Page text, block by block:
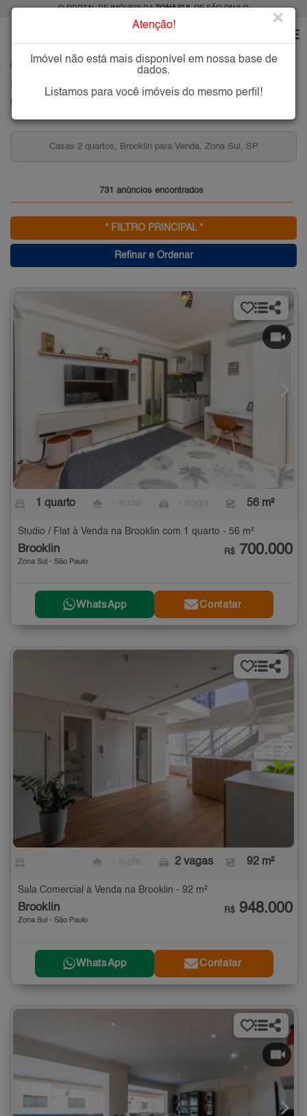
O PORTAL DE IMÓVEIS DAZONA SULDE SÃO PAULO
BROOKLIN
Imóveis à Venda na Brooklin, Zona Sul de São Paulo
Casas 2 quartos, Brooklin para Venda, Zona Sul, SP
731 anúncios encontrados
* FILTRO PRINCIPAL *
Refinar e Ordenar
1 quarto 56 m²
Studio / Flat à Venda na Brooklin com 1 quarto - 56 m²
Brooklin
Zona Sul - São Paulo
R$ 700.000
WhatsApp Contatar
2 vagas 92 m²
Sala Comercial à Venda na Brooklin - 92 m²
Brooklin
Zona Sul - São Paulo
R$ 948.000
WhatsApp Contatar
Atenção! ×
Imóvel não está mais disponível em nossa base de
dados.
Listamos para você imóveis do mesmo perfil!